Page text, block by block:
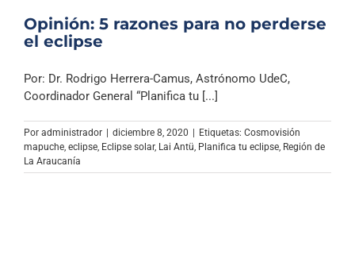
Opinión: 5 razones para no perderse
el eclipse
Por: Dr. Rodrigo Herrera-Camus, Astrónomo UdeC,
Coordinador General “Planifica tu [...]
Por administrador | diciembre 8, 2020 | Etiquetas: Cosmovisión
mapuche eclipse Eclipse solar, Lai Antü Planifica tu eclipse Región de
La Araucanía